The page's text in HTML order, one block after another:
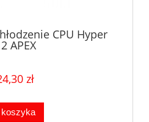
CPU Hyper
APEX
zł
koszyka